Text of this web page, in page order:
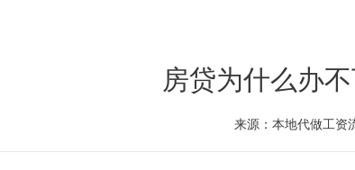
房贷为什么办
来源：本地代做工